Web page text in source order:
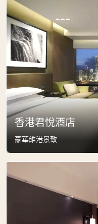
香港君悅酒店
豪華維港景致